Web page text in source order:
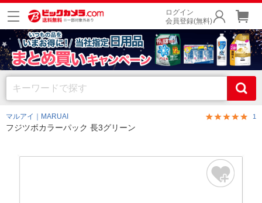
ログイン
会員登録(無料)
マルアイ｜MARUAI 1
フジツボカラーパック 長3グリーン